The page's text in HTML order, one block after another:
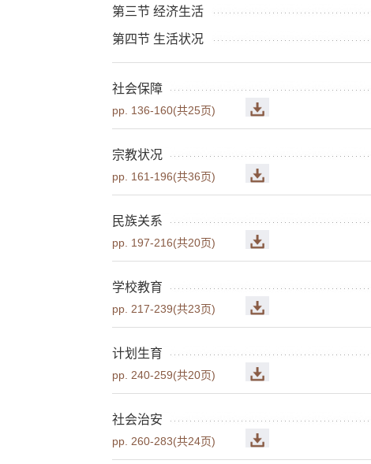
第三节 经济生活
第四节 生活状况
社会保障
pp. 136-160(共25页)
宗教状况
pp. 161-196(共36页)
民族关系
pp. 197-216(共20页)
学校教育
pp. 217-239(共23页)
计划生育
pp. 240-259(共20页)
社会治安
pp. 260-283(共24页)